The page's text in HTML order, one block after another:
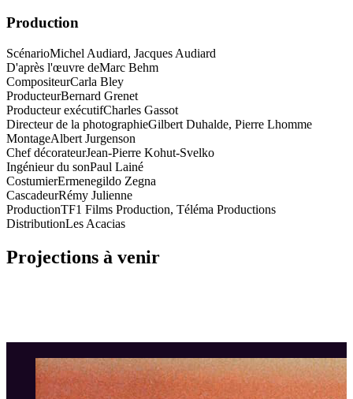
Production
ScénarioMichel Audiard, Jacques Audiard
D'après l'œuvre deMarc Behm
CompositeurCarla Bley
ProducteurBernard Grenet
Producteur exécutifCharles Gassot
Directeur de la photographieGilbert Duhalde, Pierre Lhomme
MontageAlbert Jurgenson
Chef décorateurJean-Pierre Kohut-Svelko
Ingénieur du sonPaul Lainé
CostumierErmenegildo Zegna
CascadeurRémy Julienne
ProductionTF1 Films Production, Téléma Productions
DistributionLes Acacias
Projections à venir